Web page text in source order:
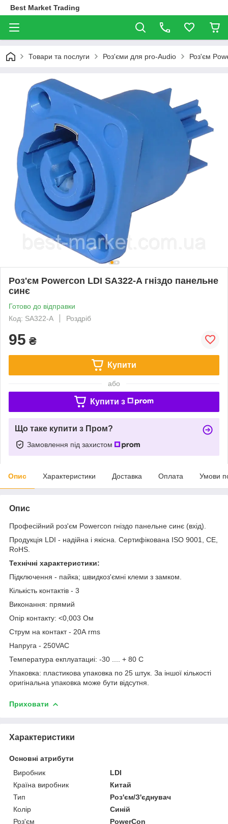
Best Market Trading
Товари та послуги Роз'єми для pro-Audio Роз'єм
Роз'єм Powercon LDI SA322-A гніздо панельне
синє
Готово до відправки
Код: SA322-A
Роздріб
95 ₴
Купити
або
Купити з
Що таке купити з Пром?
Замовлення під захистом
Опис Характеристики Доставка Оплата Умови
Опис
Професійний роз'єм Powercon гніздо панельне синє (вхід).
Продукція LDI - надійна і якісна. Сертифікована ISO 9001, CE,
RoHS.
Технічні характеристики:
Підключення - пайка; швидкоз'ємні клеми з замком.
Кількість контактів - 3
Виконання: прямий
Опір контакту: <0,003 Ом
Струм на контакт - 20А rms
Напруга - 250VAC
Температура екплуатациі: -30 .... + 80 С
Упаковка: пластикова упаковка по 25 штук. За іншої кількості
оригінальна упаковка може бути відсутня.
Приховати
Характеристики
Основні атрибути
Виробник
LDI
Країна виробник
Китай
Тип
Роз'єм/З'єднувач
Колір
Синій
Роз'єм
PowerCon